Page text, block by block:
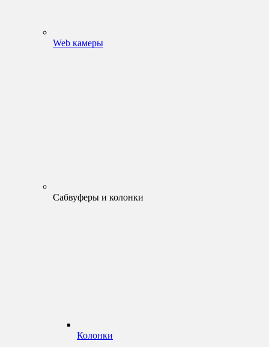
Web камеры
Сабвуферы и колонки
Колонки